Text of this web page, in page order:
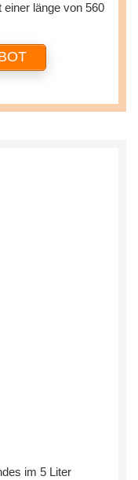
länge von 560
im 5 Liter